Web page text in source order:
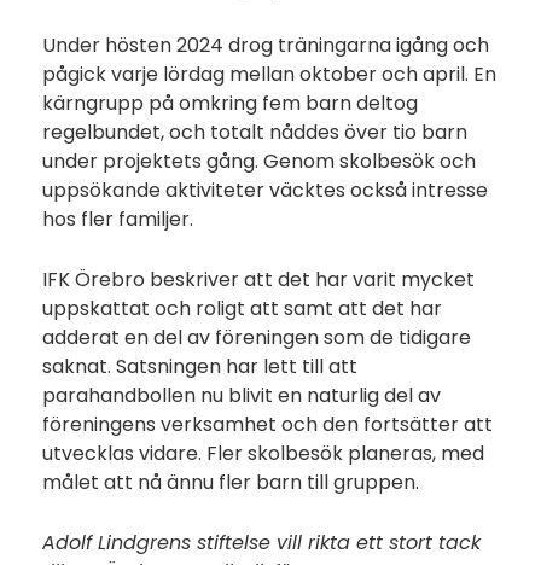
Under hösten 2024 drog träningarna igång och
pågick varje lördag mellan oktober och april. En
kärngrupp på omkring fem barn deltog
regelbundet, och totalt nåddes över tio barn
under projektets gång. Genom skolbesök och
uppsökande aktiviteter väcktes också intresse
hos fler familjer.
IFK Örebro beskriver att det har varit mycket
uppskattat och roligt att samt att det har
adderat en del av föreningen som de tidigare
saknat. Satsningen har lett till att
parahandbollen nu blivit en naturlig del av
föreningens verksamhet och den fortsätter att
utvecklas vidare. Fler skolbesök planeras, med
målet att nå ännu fler barn till gruppen.
Adolf Lindgrens stiftelse vill rikta ett stort tack